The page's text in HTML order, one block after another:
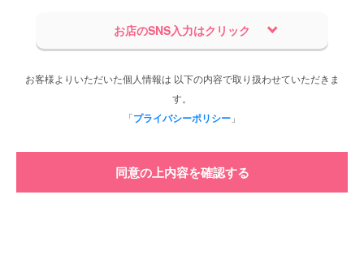
お店のSNS入力はクリック
お客様よりいただいた個人情報は 以下の内容で取り扱わせていただきま
す。
「プライバシーポリシー 」